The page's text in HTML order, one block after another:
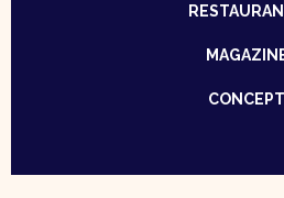
CONCEPT